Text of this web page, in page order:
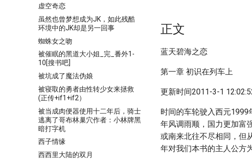
虚空奇恋
虽然也曾梦想成为JK，如此残酷
环境中的JK却是另一回事
蜘蛛女之吻
被催眠的黑道大小姐_完_番外1-
10[搜书吧]
被坑成了魔法伪娘
被寝取的勇者由性转少女来拯救
(正传+if1+if2）
被当成肉便器使用十二年后，骑士
逃离了哥布林巢穴作者：小林牌黑
暗打字机
西子情缘
西西里大陆的双月
正文
蓝天碧海之恋
第一章 初识在列车上
更新时间2011-3-1
时间的车轮驶入西元
年风调雨顺，国力更加富
或南来北往不尽相同，但
年对我们本书的主人公方